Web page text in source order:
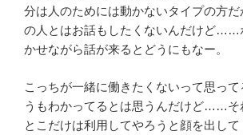
分は人のためには動かないタイプの方
の人とはお話もしたくないんだけど……
かせながら話が来るとどうにもなー。
こっちが一緒に働きたくないって思って
うもわかってるとは思うんだけど……そ
とこだけは利用してやろうと顔を出し